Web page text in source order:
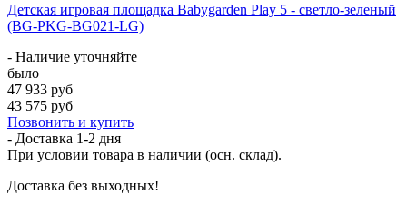
Детская игровая площадка Babygarden Play 5 - светло-зеленый
(BG-PKG-BG021-LG)
- Наличие уточняйте
было
47 933 руб
43 575 руб
Позвонить и купить
- Доставка 1-2 дня
При условии товара в наличии (осн. склад).
Доставка без выходных!